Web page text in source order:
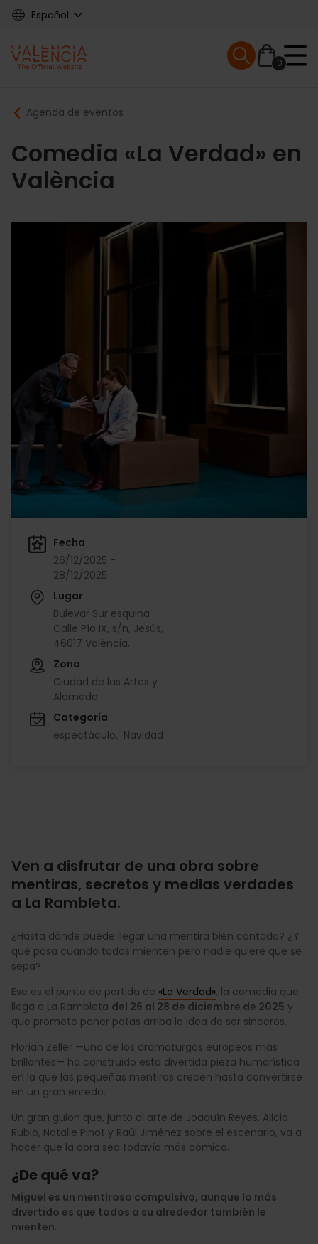
Skip
content
Español
Main
navigation
0
Mobile menu
Breadcrumb
Agenda de eventos
Comedia «La Verdad» en
València
Fecha
26/12/2025 -
28/12/2025
Lugar
Bulevar Sur esquina
Calle Pío IX, s/n, Jesús,
46017 València.
Zona
Ciudad de las Artes y
Alameda
Categoría
espectáculo
Navidad
Ven a disfrutar de una obra sobre
mentiras, secretos y medias verdades
a La Rambleta.
¿Hasta dónde puede llegar una mentira bien contada? ¿Y
qué pasa cuando todos mienten pero nadie quiere que se
sepa?
Ese es el punto de partida de «La Verdad», la comedia que
llega a La Rambleta del 26 al 28 de diciembre de 2025 y
que promete poner patas arriba la idea de ser sinceros.
Florian Zeller —uno de los dramaturgos europeos más
brillantes— ha construido esta divertida pieza humorística
en la que las pequeñas mentiras crecen hasta convertirse
en un gran enredo.
Un gran guion que, junto al arte de Joaquín Reyes, Alicia
Rubio, Natalie Pinot y Raúl Jiménez sobre el escenario, va a
hacer que la obra sea todavía más cómica.
¿De qué va?
Miguel es un mentiroso compulsivo, aunque lo más
divertido es que todos a su alrededor también le
mienten.